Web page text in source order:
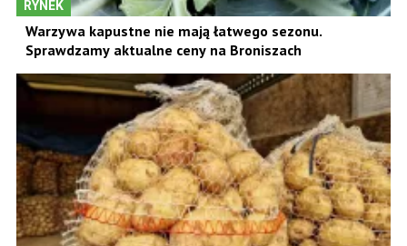
RYNEK
Warzywa kapustne nie mają łatwego sezonu.
Sprawdzamy aktualne ceny na Broniszach